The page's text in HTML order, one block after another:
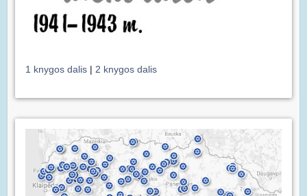
1 knygos dalis | 2 knygos dalis